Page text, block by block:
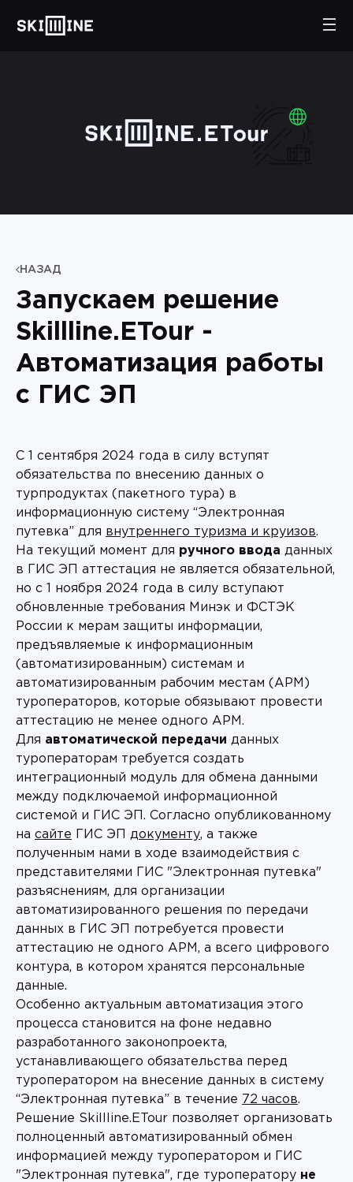
НАЗАД
Запускаем решение
Skillline.ETour -
Автоматизация работы
с ГИС ЭП
С 1 сентября 2024 года в силу вступят
обязательства по внесению данных о
турпродуктах (пакетного тура) в
информационную систему “Электронная
путевка” для внутреннего туризма и круизов.
На текущий момент для ручного ввода данных
в ГИС ЭП аттестация не является обязательной,
но с 1 ноября 2024 года в силу вступают
обновленные требования Минэк и ФСТЭК
России к мерам защиты информации,
предъявляемые к информационным
(автоматизированным) системам и
автоматизированным рабочим местам (АРМ)
туроператоров, которые обязывают провести
аттестацию не менее одного АРМ.
Для автоматической передачи данных
туроператорам требуется создать
интеграционный модуль для обмена данными
между подключаемой информационной
системой и ГИС ЭП. Согласно опубликованному
на сайте ГИС ЭП документу, а также
полученным нами в ходе взаимодействия с
представителями ГИС "Электронная путевка"
разъяснениям, для организации
автоматизированного решения по передачи
данных в ГИС ЭП потребуется провести
аттестацию не одного АРМ, а всего цифрового
контура, в котором хранятся персональные
данные.
Особенно актуальным автоматизация этого
процесса становится на фоне недавно
разработанного законопроекта,
устанавливающего обязательства перед
туроператором на внесение данных в систему
“Электронная путевка” в течение 72 часов.
Решение Skillline.ETour позволяет организовать
полноценный автоматизированный обмен
информацией между туроператором и ГИС
"Электронная путевка", где туроператору не